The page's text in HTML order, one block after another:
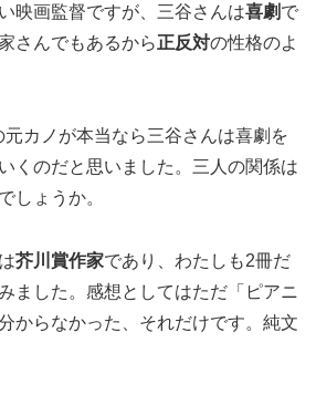
映画監督ですが、三谷さんは喜劇 で
さんでもあるから正反対の性格のよ
カノが本当なら三谷さんは喜劇を
くのだと思いました。三人の関係は
しょうか。
芥川賞作家であり、わたしも2冊だ
ました。感想としてはただ「ピアニ
からなかった、それだけです。純文